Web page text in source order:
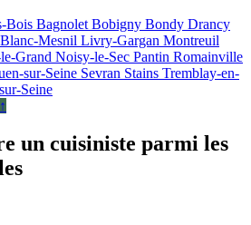
Bois Bagnolet Bobigny Bondy Drancy
Mesnil Livry-Gargan Montreuil
Grand Noisy-le-Sec Pantin Romainville
sur-Seine Sevran Stains Tremblay-en-
Seine
un cuisiniste parmi les